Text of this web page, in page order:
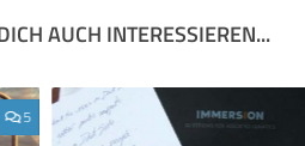
AUCH INTERESSIEREN...
5